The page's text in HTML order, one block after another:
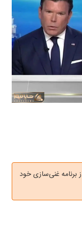
برنامه غنی‌سازی خود